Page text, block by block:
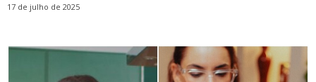
17 de julho de 2025